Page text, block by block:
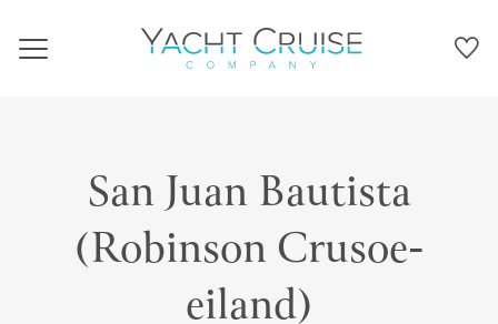
Navigation
San Juan Bautista
(Robinson Crusoe-
eiland)